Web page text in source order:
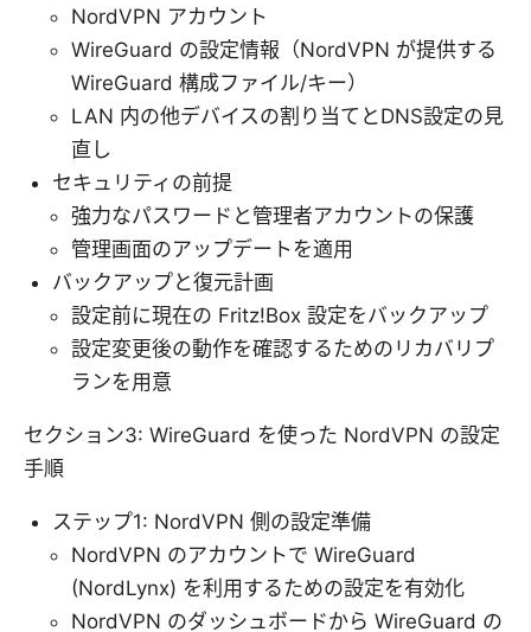
NordVPN アカウント
WireGuard の設定情報（NordVPN が提供する
WireGuard 構成ファイル/キー）
LAN 内の他デバイスの割り当てとDNS設定の見
直し
セキュリティの前提
強力なパスワードと管理者アカウントの保護
管理画面のアップデートを適用
バックアップと復元計画
設定前に現在の Fritz!Box 設定をバックアップ
設定変更後の動作を確認するためのリカバリプ
ランを用意
セクション3: WireGuard を使った NordVPN の設定
手順
ステップ1: NordVPN 側の設定準備
NordVPN のアカウントで WireGuard
(NordLynx) を利用するための設定を有効化
NordVPN のダッシュボードから WireGuard の